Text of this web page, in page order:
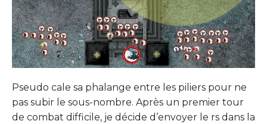
Pseudo cale sa phalange entre les piliers pour ne
pas subir le sous-nombre. Après un premier tour
de combat difficile, je décide d’envoyer le rs dans la